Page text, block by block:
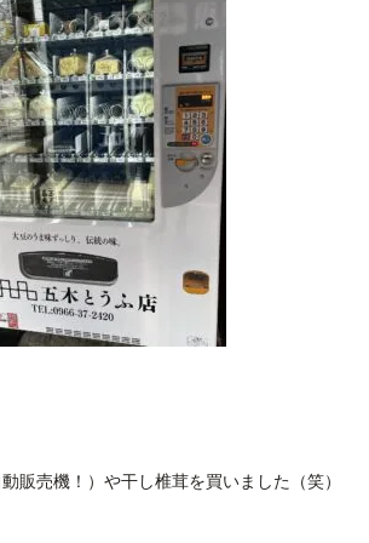
販売機！）や干し椎茸を買いました（笑）